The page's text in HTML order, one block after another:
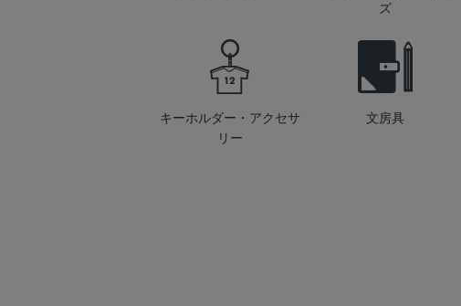
ズ
キーホルダー・アクセサ
リー
文房具